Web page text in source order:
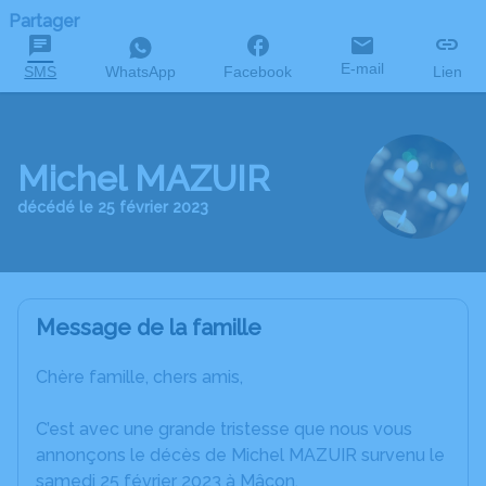
Partager
SMS WhatsApp Facebook E-mail Lien
Michel MAZUIR
décédé le 25 février 2023
Message de la famille
Chère famille, chers amis,
C’est avec une grande tristesse que nous vous
annonçons le décès de Michel MAZUIR survenu le
samedi 25 février 2023 à Mâcon.